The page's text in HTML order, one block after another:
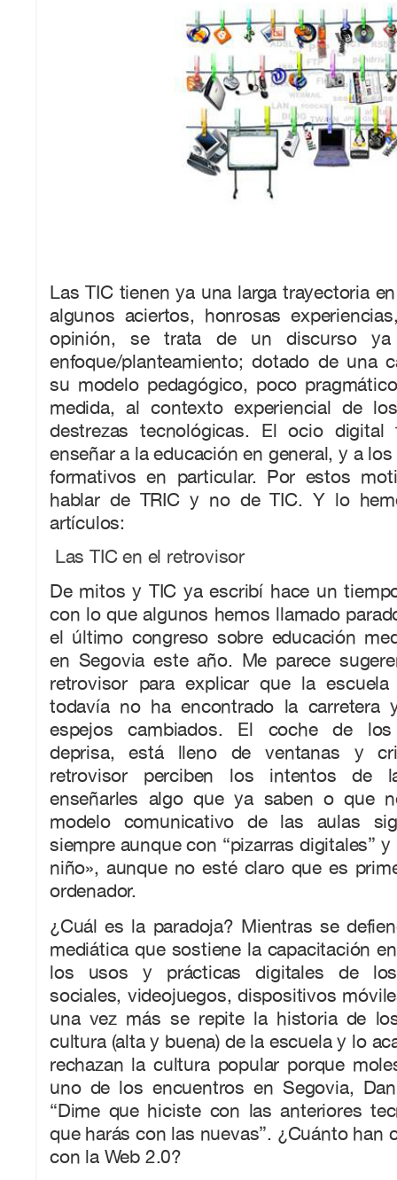
Las TIC tienen ya una larga trayectoria
algunos aciertos, honrosas
opinión, se trata de un discurso
enfoque/planteamiento; dotado de una
su modelo pedagógico, poco
medida, al contexto experiencial de
destrezas tecnológicas. El ocio digital
enseñar a la educación en general, y a
formativos en particular. Por estos
hablar de TRIC y no de TIC. Y lo
artículos:
Las TIC en el retrovisor
De mitos y TIC ya escribí hace un
con lo que algunos hemos llamado
el último congreso sobre educación
en Segovia este año. Me parece
retrovisor para explicar que la
todavía no ha encontrado la carretera
espejos cambiados. El coche de
deprisa, está lleno de ventanas y
retrovisor perciben los intentos de
enseñarles algo que ya saben o que
modelo comunicativo de las aulas
siempre aunque con “pizarras digitales”
niño», aunque no esté claro que es
ordenador.
¿Cuál es la paradoja? Mientras se
mediática que sostiene la capacitación
los usos y prácticas digitales de
sociales, videojuegos, dispositivos
una vez más se repite la historia de
cultura (alta y buena) de la escuela y lo
rechazan la cultura popular porque
uno de los encuentros en Segovia,
“Dime que hiciste con las anteriores
que harás con las nuevas”. ¿Cuánto han
con la Web 2.0?